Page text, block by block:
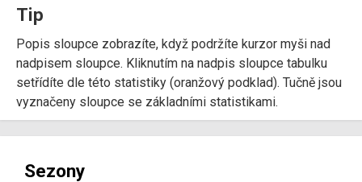
Tip
Popis sloupce zobrazíte, když podržíte kurzor myši nad
nadpisem sloupce. Kliknutím na nadpis sloupce tabulku
setřídíte dle této statistiky (oranžový podklad). Tučně jsou
vyznačeny sloupce se základními statistikami.
Sezony